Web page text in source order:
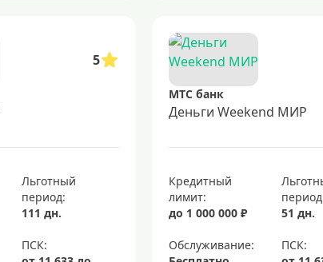
5
Льготный
период:
111 дн.
МТС банк
Деньги Weekend МИР
Кредитный
лимит:
до 1 000 000 ₽
51 дн.
Обслуживание: